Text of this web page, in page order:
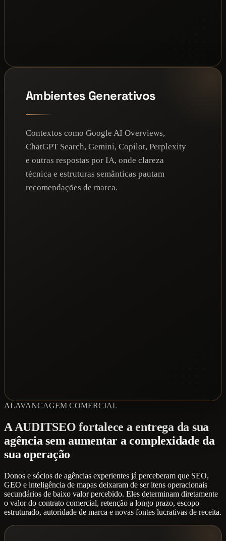
Ambientes Generativos
Contextos como Google AI Overviews,
ChatGPT Search, Gemini, Copilot, Perplexity
e outras respostas por IA, onde clareza
técnica e estruturas semânticas pautam
recomendações de marca.
ALAVANCAGEM COMERCIAL
A AUDITSEO fortalece a entrega da sua
agência sem aumentar a complexidade da
sua operação
Donos e sócios de agências experientes já perceberam que SEO,
GEO e inteligência de mapas deixaram de ser itens operacionais
secundários de baixo valor percebido. Eles determinam diretamente
o valor do contrato comercial, retenção a longo prazo, escopo
estruturado, autoridade de marca e novas fontes lucrativas de receita.